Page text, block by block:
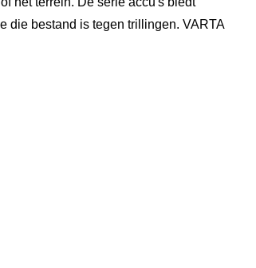
die bestand is tegen trillingen. VARTA